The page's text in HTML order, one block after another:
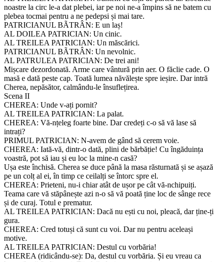
noastre la circ le-a dat plebei, iar pe noi ne-a împins să ne batem cu
plebea tocmai pentru a ne pedepsi și mai tare.
PATRICIANUL BÃTRÂN: E un laș!
AL DOILEA PATRICIAN: Un cinic.
AL TREILEA PATRICIAN: Un măscărici.
PATRICIANUL BÃTRÂN: Un nevolnic.
AL PATRULEA PATRICIAN: De trei ani!
Mișcare dezordonată. Arme care vântură prin aer. O făclie cade. O
masă e dată peste cap. Toată lumea năvălește spre ieșire. Dar intră
Cherea, nepăsător, calmându-le însuflețirea.
Scena II
CHEREA: Unde v-ați pornit?
AL TREILEA PATRICIAN: La palat.
CHEREA: Vă-nțeleg foarte bine. Dar credeți c-o să vă lase să
intrați?
PRIMUL PATRICIAN: N-avem de gând să cerem voie.
CHEREA: Iată-vă, dintr-o dată, plini de bărbăție! Cu îngăduința
voastră, pot să iau și eu loc la mine-n casă?
Ușa este închisă. Cherea se duce până la masa răsturnată și se așază
pe un colț al ei, în timp ce ceilalți se întorc spre el.
CHEREA: Prieteni, nu-i chiar atât de ușor pe cât vă-nchipuiți.
Teama care vă stăpânește azi n-o să vă poată ține loc de sânge rece
și de curaj. Totul e prematur.
AL TREILEA PATRICIAN: Dacă nu ești cu noi, pleacă, dar ține-ți
gura.
CHEREA: Cred totuși că sunt cu voi. Dar nu pentru aceleași
motive.
AL TREILEA PATRICIAN: Destul cu vorbăria!
CHEREA (ridicându-se): Da, destul cu vorbăria. Și eu vreau ca